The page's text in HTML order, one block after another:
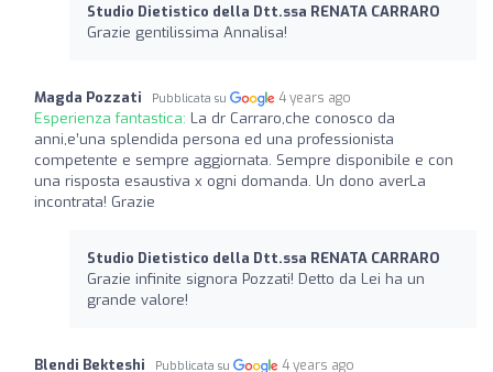
Studio Dietistico della Dtt.ssa RENATA CARRARO
Grazie gentilissima Annalisa!
Magda Pozzati Pubblicata su 4 years ago
Esperienza fantastica: La dr Carraro,che conosco da
anni,e’una splendida persona ed una professionista
competente e sempre aggiornata. Sempre disponibile e con
una risposta esaustiva x ogni domanda. Un dono averLa
incontrata! Grazie
Studio Dietistico della Dtt.ssa RENATA CARRARO
Grazie infinite signora Pozzati! Detto da Lei ha un
grande valore!
Blendi Bekteshi Pubblicata su 4 years ago